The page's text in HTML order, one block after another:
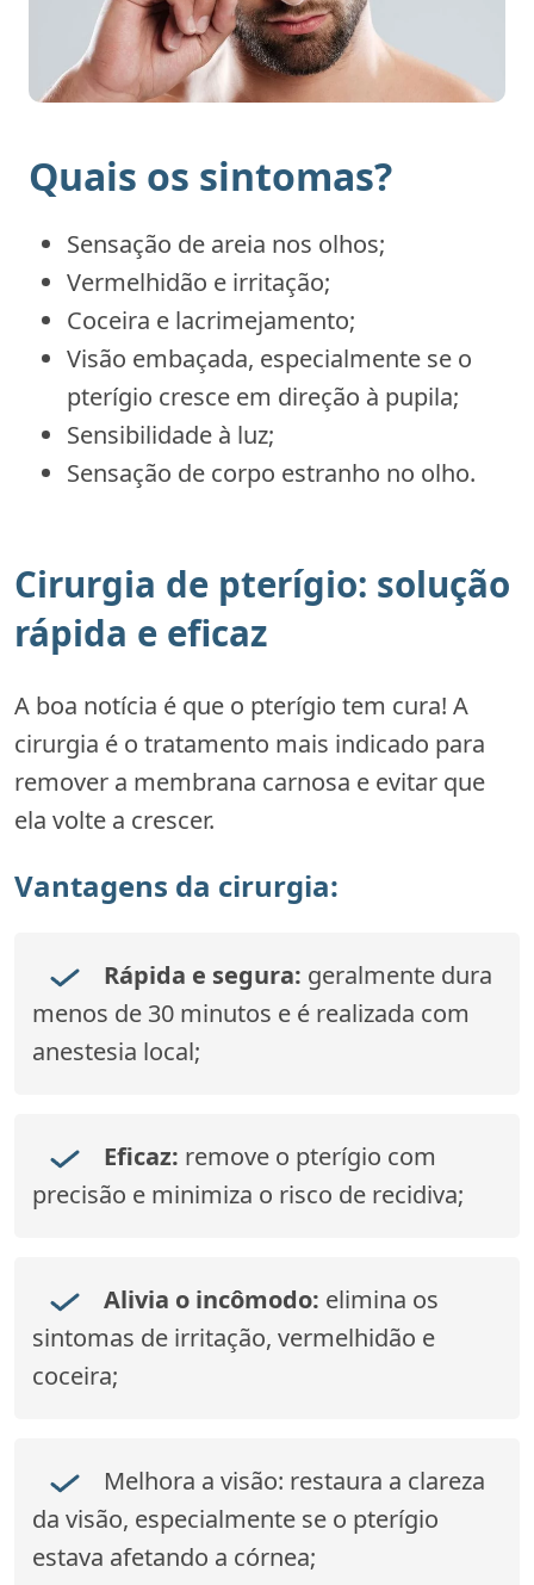
Quais os sintomas?
Sensação de areia nos olhos;
Vermelhidão e irritação;
Coceira e lacrimejamento;
Visão embaçada, especialmente se o
pterígio cresce em direção à pupila;
Sensibilidade à luz;
Sensação de corpo estranho no olho.
Cirurgia de pterígio: solução
rápida e eficaz
A boa notícia é que o pterígio tem cura! A
cirurgia é o tratamento mais indicado para
remover a membrana carnosa e evitar que
ela volte a crescer.
Vantagens da cirurgia:
Rápida e segura: geralmente dura
menos de 30 minutos e é realizada com
anestesia local;
Eficaz: remove o pterígio com
precisão e minimiza o risco de recidiva;
Alivia o incômodo: elimina os
sintomas de irritação, vermelhidão e
coceira;
Melhora a visão: restaura a clareza
da visão, especialmente se o pterígio
estava afetando a córnea;